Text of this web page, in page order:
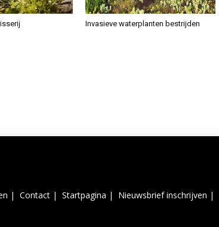
Invasieve waterplanten bestrijden
| Contact | Startpagina | Nieuwsbrief inschrijven |